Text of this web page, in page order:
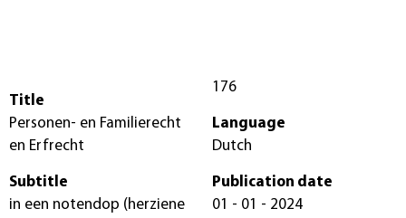
Title
Personen- en Familierecht
en Erfrecht
Subtitle
in een notendop (herziene
176
Language
Dutch
Publication date
01 - 01 - 2024